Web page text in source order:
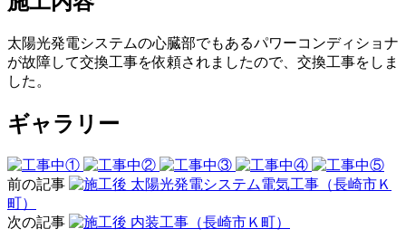
太陽光発電システムの心臓部でもあるパワーコンディショナ
が故障して交換工事を依頼されましたので、交換工事をしま
した。
ギャラリー
前の記事
太陽光発電システム電気工事（長崎市Ｋ
町）
次の記事
内装工事（長崎市Ｋ町）